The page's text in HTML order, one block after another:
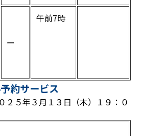
ー
午前7時
約サービス
２５年３月１３日（木）１９：０